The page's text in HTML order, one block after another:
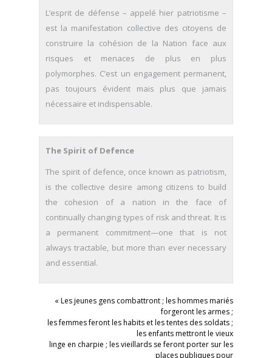
L’esprit de défense – appelé hier patriotisme –
est la manifestation collective des citoyens de
construire la cohésion de la Nation face aux
risques et menaces de plus en plus
polymorphes. C’est un engagement permanent,
pas toujours évident mais plus que jamais
nécessaire et indispensable.
The Spirit of Defence
The spirit of defence, once known as patriotism,
is the collective desire among citizens to build
the cohesion of a nation in the face of
continually changing types of risk and threat. It is
a permanent commitment—one that is not
always tractable, but more than ever necessary
and essential.
« Les jeunes gens combattront ; les hommes mariés
forgeront les armes ;
les femmes feront les habits et les tentes des soldats ;
les enfants mettront le vieux
linge en charpie ; les vieillards se feront porter sur les
places publiques pour